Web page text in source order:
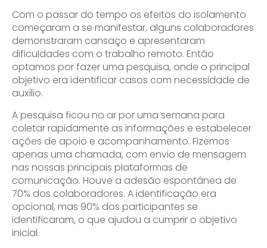
Com o passar do tempo os efeitos do isolamento
começaram a se manifestar, alguns colaboradores
demonstraram cansaço e apresentaram
dificuldades com o trabalho remoto. Então
optamos por fazer uma pesquisa, onde o principal
objetivo era identificar casos com necessidade de
auxílio.
A pesquisa ficou no ar por uma semana para
coletar rapidamente as informações e estabelecer
ações de apoio e acompanhamento. Fizemos
apenas uma chamada, com envio de mensagem
nas nossas principais plataformas de
comunicação. Houve a adesão espontânea de
70% dos colaboradores. A identificação era
opcional, mas 90% dos participantes se
identificaram, o que ajudou a cumprir o objetivo
inicial.